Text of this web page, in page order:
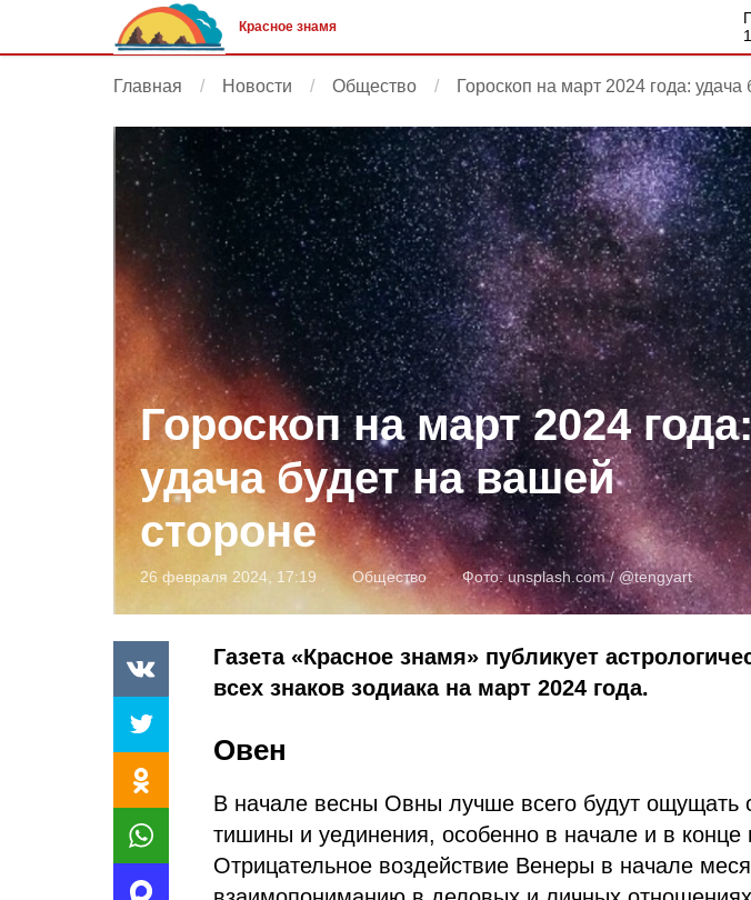
Красное знамя
Главная Новости Общество Гороскоп на март 2024 года:
Гороскоп на март 2024 года:
удача будет на вашей
стороне
26 февраля 2024, 17:19 Общество Фото:unsplash.com/ @tengyart
Газета «Красное знамя» публикует
всех знаков зодиака на март 2024 года.
Овен
В начале весны Овны лучше всего будут ощущать
тишины и уединения, особенно в начале и в конце
Отрицательное воздействие Венеры в начале